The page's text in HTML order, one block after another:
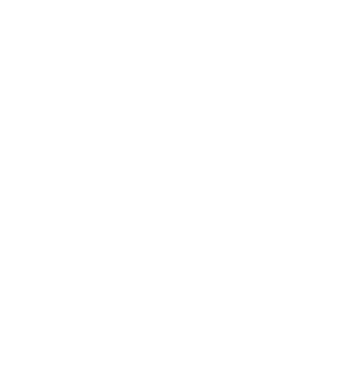
accept that cookies are used to help us analyze how the website is used and to offer